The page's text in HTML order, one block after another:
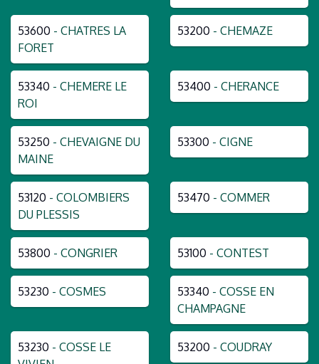
53600 - CHATRES LA
FORET
53200 - CHEMAZE
53340 - CHEMERE LE
ROI
53400 - CHERANCE
53250 - CHEVAIGNE DU
MAINE
53300 - CIGNE
53120 - COLOMBIERS
DU PLESSIS
53470 - COMMER
53800 - CONGRIER 53100 - CONTEST
53230 - COSMES 53340 - COSSE EN
CHAMPAGNE
53230 - COSSE LE
53200 - COUDRAY